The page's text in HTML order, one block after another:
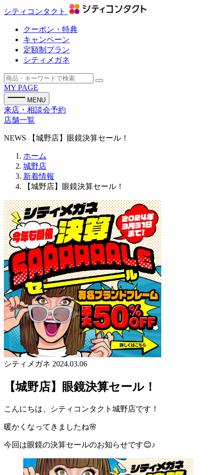
シティコンタクト
クーポン・特典
キャンペーン
定額制プラン
シティメガネ
MY PAGE
MENU
来店・相談会予約
店舗一覧
NEWS 【城野店】眼鏡決算セール！
ホーム
城野店
新着情報
【城野店】眼鏡決算セール！
シティメガネ 2024.03.06
【城野店】眼鏡決算セール！
こんにちは、シティコンタクト城野店です！
暖かくなってきましたね🌸
今回は眼鏡の決算セールのお知らせです😊♪